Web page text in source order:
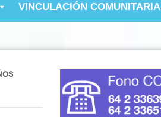
VINCULACIÓN COMUNITARIA